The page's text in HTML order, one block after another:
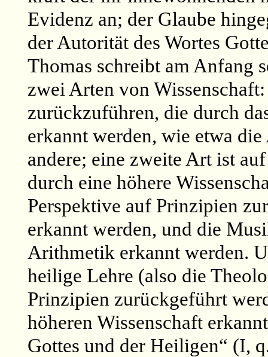
Evidenz an; der Glaube
der Autorität des Wortes
Thomas schreibt am Anfang
zwei Arten von
zurückzuführen, die durch
erkannt werden, wie etwa
andere; eine zweite Art ist
durch eine höhere
Perspektive auf Prinzipien
erkannt werden, und die
Arithmetik erkannt werden.
heilige Lehre (also die
Prinzipien zurückgeführt
höheren Wissenschaft
Gottes und der Heiligen“ (I,